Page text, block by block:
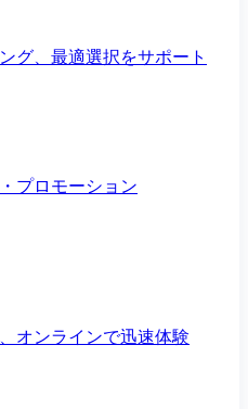
グ、最適選択をサポート
プロモーション
オンラインで迅速体験